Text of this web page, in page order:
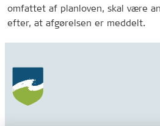
omfattet af planloven, skal være
efter, at afgørelsen er meddelt.